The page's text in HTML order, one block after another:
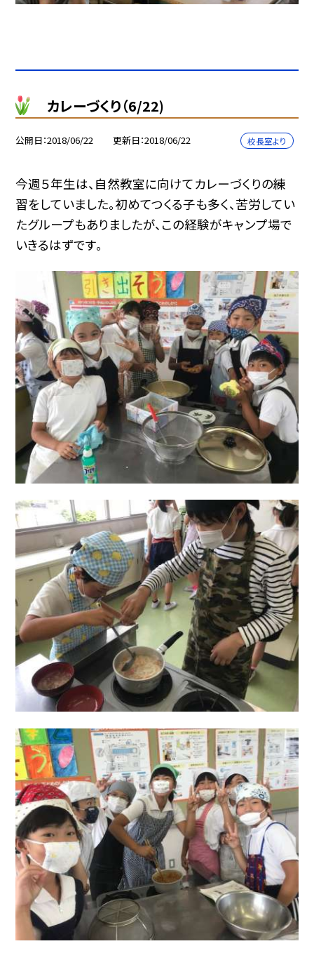
カレーづくり（6/22)
公開日 2018/06/22 更新日 2018/06/22 校長室より
今週５年生は、自然教室に向けてカレーづくりの練
習をしていました。初めてつくる子も多く、苦労してい
たグループもありましたが、この経験がキャンプ場で
いきるはずです。